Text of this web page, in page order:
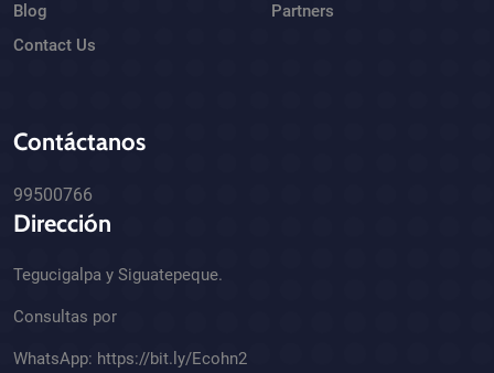
Blog
Contact Us
Partners
Contáctanos
99500766
Dirección
Tegucigalpa y Siguatepeque.
Consultas por
WhatsApp: https://bit.ly/Ecohn2